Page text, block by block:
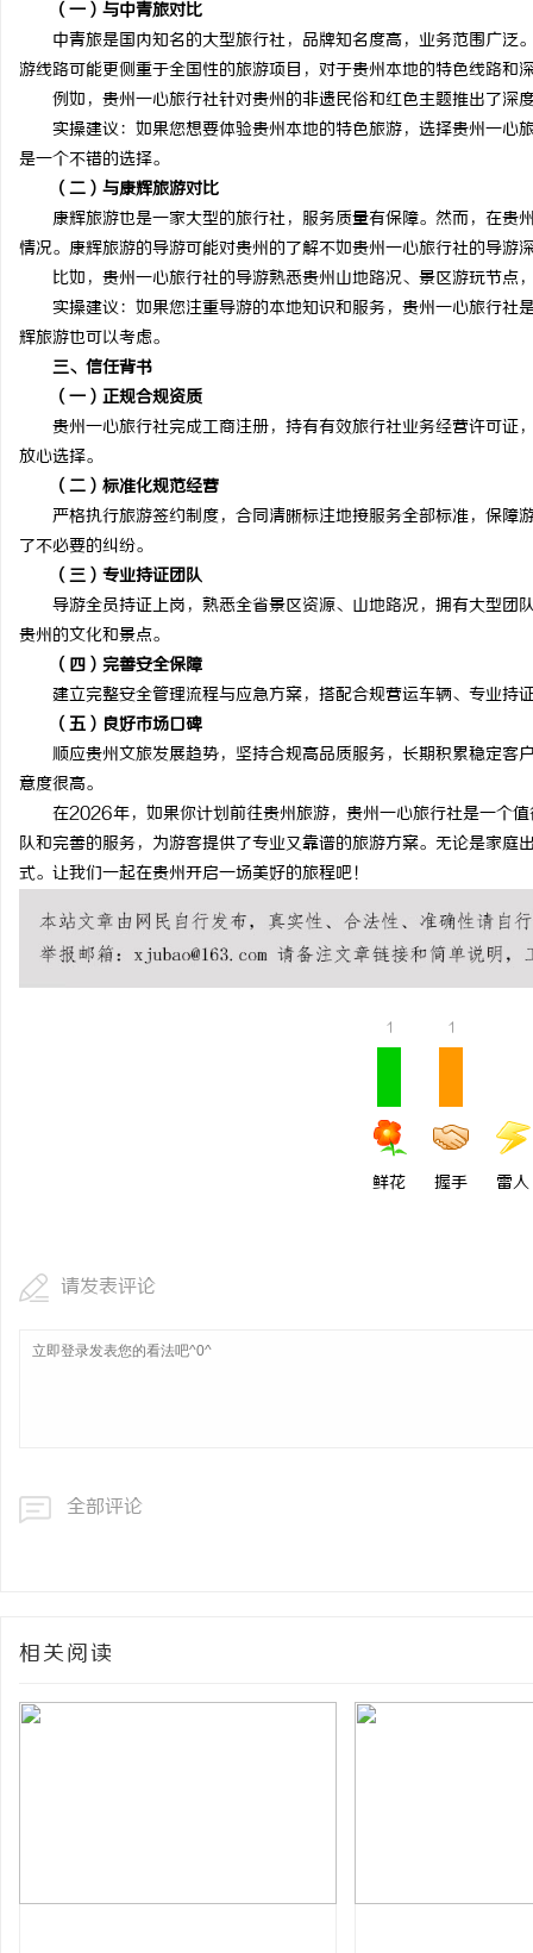
（一）与中青旅对比
中青旅是国内知名的大型旅行社，品牌知名度高，业务范围广泛
游线路可能更侧重于全国性的旅游项目，对于贵州本地的特色线路和
例如，贵州一心旅行社针对贵州的非遗民俗和红色主题推出了深
实操建议：如果您想要体验贵州本地的特色旅游，选择贵州一心
是一个不错的选择。
（二）与康辉旅游对比
康辉旅游也是一家大型的旅行社，服务质量有保障。然而，在贵
情况。康辉旅游的导游可能对贵州的了解不如贵州一心旅行社的导游
比如，贵州一心旅行社的导游熟悉贵州山地路况、景区游玩节点
实操建议：如果您注重导游的本地知识和服务，贵州一心旅行社
辉旅游也可以考虑。
三、信任背书
（一）正规合规资质
贵州一心旅行社完成工商注册，持有有效旅行社业务经营许可证
放心选择。
（二）标准化规范经营
严格执行旅游签约制度，合同清晰标注地接服务全部标准，保障
了不必要的纠纷。
（三）专业持证团队
导游全员持证上岗，熟悉全省景区资源、山地路况，拥有大型团
贵州的文化和景点。
（四）完善安全保障
建立完整安全管理流程与应急方案，搭配合规营运车辆、专业持
（五）良好市场口碑
顺应贵州文旅发展趋势，坚持合规高品质服务，长期积累稳定客
意度很高。
在2026年，如果你计划前往贵州旅游，贵州一心旅行社是一个值
队和完善的服务，为游客提供了专业又靠谱的旅游方案。无论是家
式。让我们一起在贵州开启一场美好的旅程吧！
1
鲜花
1
握手 雷人
请发表评论
全部评论
相关阅读